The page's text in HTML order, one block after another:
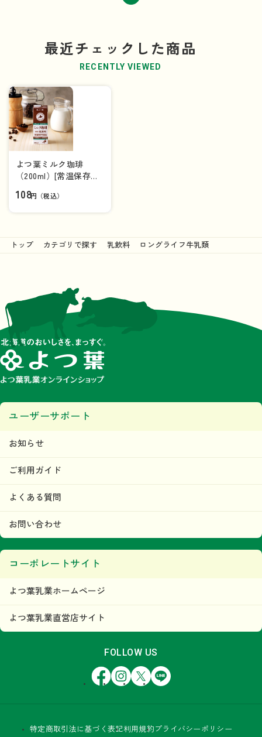
最近チェックした商品
RECENTLY VIEWED
よつ葉ミルク珈琲
（200ml）[常温保存可
108円（税込）
トップ カテゴリで探す 乳飲料 ロングライフ牛乳類
ユーザーサポート
お知らせ
ご利用ガイド
よくある質問
お問い合わせ
コーポレートサイト
よつ葉乳業ホームページ
よつ葉乳業直営店サイト
FOLLOW US
FacebookInstagram
X LINE
特定商取引法に基づく表記利用規約 プライバシーポリシー